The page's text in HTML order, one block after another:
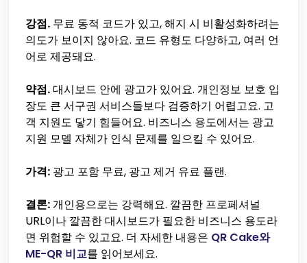
강점. 무료 동적 코드가 있고, 해지 시 비활성화하려는
의도가 보이지 않아요. 코드 유형도 다양하고, 여러 언
어로 제공돼요.
약점.대시보드 안에 광고가 있어요. 개인정보 보호 입
장도 큰 서구권 서비스들보다 검증하기 어렵고요. 고
객 지원도 닿기 힘들어요. 비즈니스 용도에서는 광고
지원 모델 자체가 인식 문제를 일으킬 수 있어요.
가격: 광고 포함 무료, 광고 제거 유료 플랜.
결론:개인용으로는 강력해요. 깔끔한 프로페셔널
URL이나 깔끔한 대시보드가 필요한 비즈니스 용도라
면 위험할 수 있고요. 더 자세한 내용은 QR Cake와
ME-QR 비교를 읽어보세요.